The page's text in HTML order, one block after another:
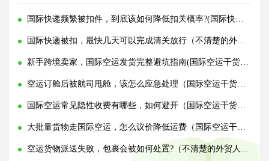
国际快递频繁被扣件，到底该如何降低扣关概率?(国际快递干货知识分享)
国际快递被扣，最快几天可以完成清关放行（不清楚的外贸人看过来）
新手跨境卖家，国际空运发货完整避坑指南(国际空运干货知识分享)
空运订舱后被航司甩舱，该怎么应急处理（国际空运干货知识分享）
国际空运常见隐性收费有哪些，如何避开（国际空运干货知识分享）
大批量货物走国际空运，怎么议价降低运费（国际空运干货知识分享）
空运货物派送失败，包裹会被如何处置?（不清楚的外贸人看过来）